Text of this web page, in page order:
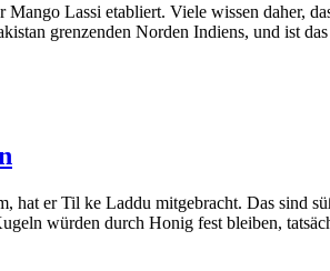
Lassi etabliert. Viele wissen daher,
grenzenden Norden Indiens, und ist
er Til ke Laddu mitgebracht. Das sind
würden durch Honig fest bleiben,